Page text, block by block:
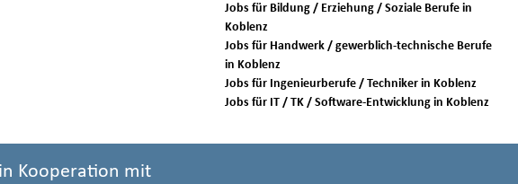
Jobs für Bildung / Erziehung / Soziale Berufe in
Koblenz
Jobs für Handwerk / gewerblich-technische Berufe
in Koblenz
Jobs für Ingenieurberufe / Techniker in Koblenz
Jobs für IT / TK / Software-Entwicklung in Koblenz
Kooperation mit